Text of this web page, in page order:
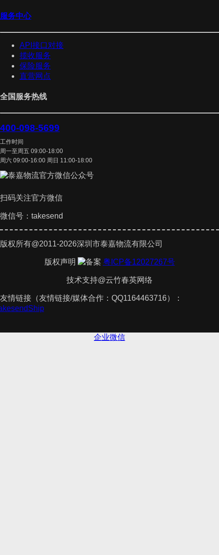
服务中心
API接口对接
揽收服务
保险服务
直营网点
全国服务热线
400-098-5699
工作时间
周一至周五 09:00-18:00
周六 09:00-16:00 周日 11:00-18:00
扫码关注官方微信
微信号：takesend
版权所有@2011-2026深圳市泰嘉物流有限公司
版权声明 粤ICP备12027267号
技术支持@云竹春英网络
友情链接（友情链接/媒体合作：QQ1164463716）：
企业微信